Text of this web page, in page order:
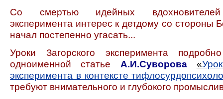
Со смертью идейных вдохновителей
эксперимента интерес к детдому со стороны
начал постепенно угасать...
Уроки Загорского эксперимента
одноименной статье
А.И.Суворова «
эксперимента в контексте
требуют внимательного и глубокого